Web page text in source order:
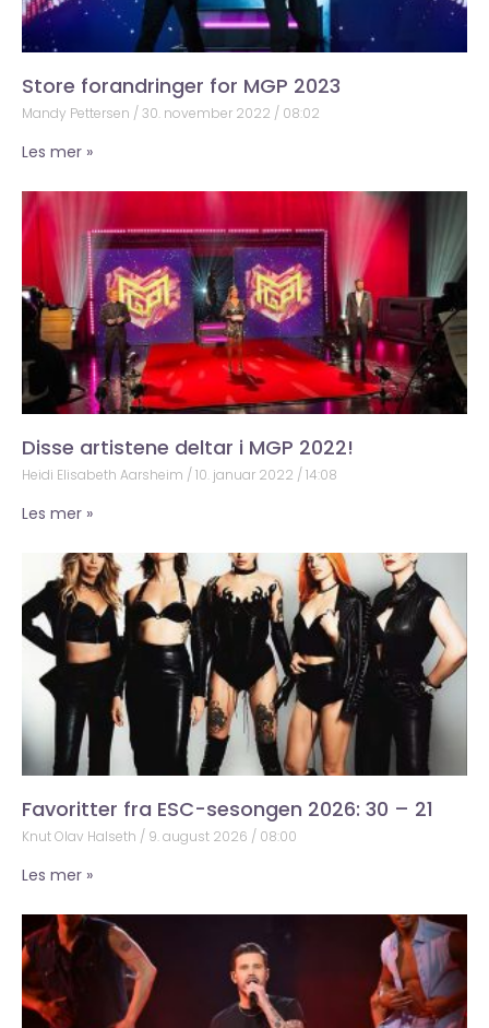
Store forandringer for MGP 2023
Mandy Pettersen 30. november 2022 08:02
Les mer »
Disse artistene deltar i MGP 2022!
Heidi Elisabeth Aarsheim 10. januar 2022 14:08
Les mer »
Favoritter fra ESC-sesongen 2026: 30 – 21
Knut Olav Halseth 9. august 2026 08:00
Les mer »